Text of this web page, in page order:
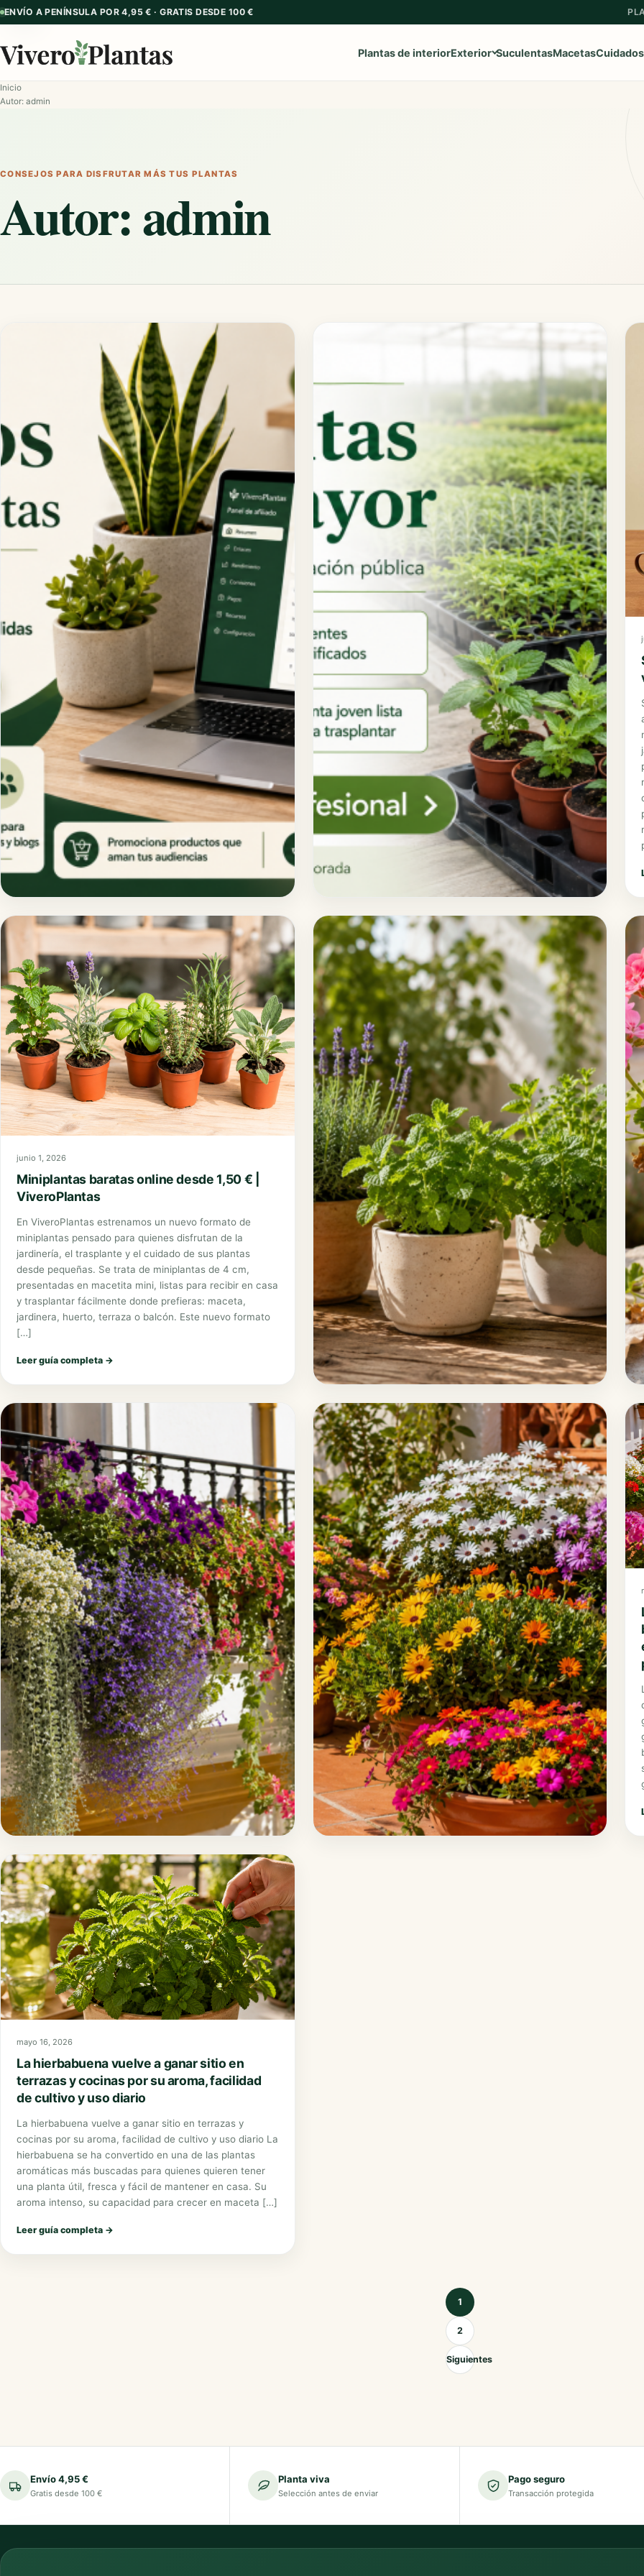
ENVÍO A PENÍNSULA POR 4,95 € · GRATIS DESDE 100 €
Plantas de interiorExterior
Margaritas
Thunbergias
SuculentasMacetasCuidados
Inicio
Autor: admin
CONSEJOS PARA DISFRUTAR MÁS TUS PLANTAS
Autor:admin
GUÍA
junio 1, 2026
Programa de afiliados ViveroPlantas: gana
comisiones recomendando plantas online
En ViveroPlantas hemos creado un programa de
afiliados para personas, blogs, creadores de contenido,
comunidades de jardinería y amantes de las plantas que
quieran recomendar nuestra tienda y obtener
comisiones por ventas válidas. Si tienes una web, un
blog, una cuenta de redes sociales, un canal de
YouTube, una comunidad de jardinería o simplemente te
[…]
Leer guía completa→
GUÍA
junio 1, 2026
Venta al por mayor de miniplantas y planta
joven para empresas, viveros y
administración pública
En ViveroPlantas abrimos una nueva línea profesional
orientada a la venta al por mayor de miniplantas y planta
joven para empresas, viveros, profesionales de la
jardinería, proyectos de reforestación y administración
pública. Esta línea está pensada para clientes que
necesitan comprar plantas en volumen, trabajar con
formatos más económicos y recibir planta joven lista
para […]
Leer guía completa→
GUÍA
GUÍA
junio 1, 2026
Miniplantas baratas online desde 1,50 € |
ViveroPlantas
En ViveroPlantas estrenamos un nuevo formato de
miniplantas pensado para quienes disfrutan de la
jardinería, el trasplante y el cuidado de sus plantas
desde pequeñas. Se trata de miniplantas de 4 cm,
presentadas en macetita mini, listas para recibir en casa
y trasplantar fácilmente donde prefieras: maceta,
jardinera, huerto, terraza o balcón. Este nuevo formato
[…]
Leer guía completa →
GUÍA
mayo 22, 2026
Plantas aromáticas para casa: cuáles elegir,
cómo cuidarlas y dónde comprarlas online
Actualizado el 22 de mayo de 2026 Plantas aromáticas
para casa: cuáles elegir, cómo cuidarlas y dónde
comprarlas online Las plantas aromáticas para casa son
una de las formas más sencillas de tener un rincón
verde útil, bonito y con aroma natural. No ocupan
mucho espacio, pueden cultivarse en macetas y sirven
tanto para decorar […]
Leer guía completa→
GUÍA
GUÍA
mayo 16, 2026
Las plantas colgantes vuelven a los
balcones pequeños por su floración
abundante y efecto cascada
Las plantas colgantes vuelven a los balcones pequeños
por su floración abundante y efecto cascada Los
balcones pequeños están recuperando protagonismo
como espacios verdes gracias a las plantas colgantes.
Gitanillas, petunias, calibrachoas, lobelias, lobularias y
dichondras permiten llenar de color barandillas,
espacio en el suelo. Con la llegada […]
Leer guía completa→
GUÍA
GUÍA
GUÍA
mayo 16, 2026
La hierbabuena vuelve a ganar sitio en
terrazas y cocinas por su aroma, facilidad
de cultivo y uso diario
La hierbabuena vuelve a ganar sitio en terrazas y
cocinas por su aroma, facilidad de cultivo y uso diario La
hierbabuena se ha convertido en una de las plantas
aromáticas más buscadas para quienes quieren tener
una planta útil, fresca y fácil de mantener en casa. Su
aroma intenso, su capacidad para crecer en maceta […]
Leer guía completa →
Paginación de entradas
1
2
Siguientes
Envío 4,95 €
Gratis desde 100 €
Planta viva
Selección antes de enviar
Pago seguro
Transacción protegida